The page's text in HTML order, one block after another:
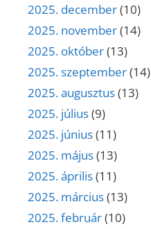
2025. december(10)
2025. november(14)
2025. október(13)
2025. szeptember(14)
2025. augusztus(13)
2025. július(9)
2025. június(11)
2025. május(13)
2025. április(11)
2025. március(13)
2025. február(10)